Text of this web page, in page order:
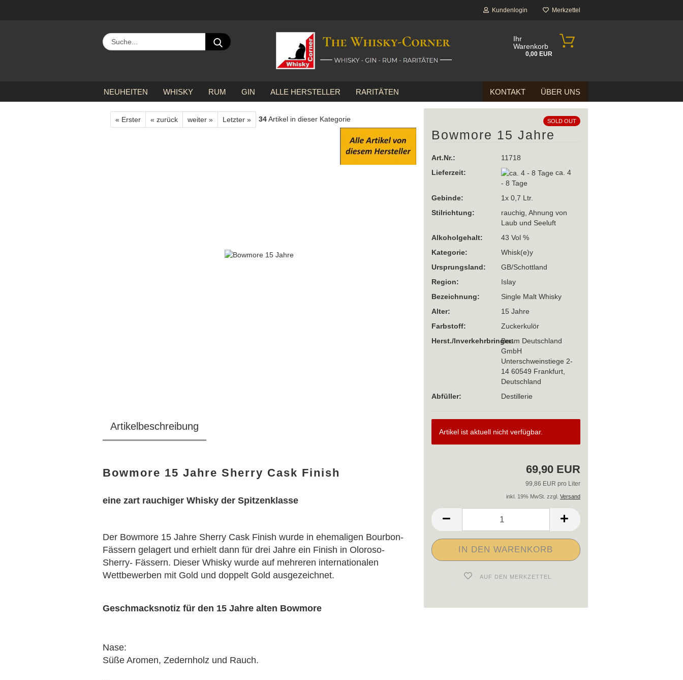
Kundenlogin
Passwort
Konto erstellen
Passwort vergessen?
Merkzettel
Suche...
Ihr
Warenkorb
0,00 EUR
NEUHEITEN WHISKY RUM GIN ALLE HERSTELLER RARITÄTEN KONTAKT ÜBER UNS
« Erster « zurück weiter » Letzter » 34Artikel in dieser Kategorie SOLD OUT
Bowmore 15 Jahre
Art.Nr.:
11718
Lieferzeit:
ca. 4
- 8 Tage
Gebinde:
1x 0,7 Ltr.
Stilrichtung:
rauchig, Ahnung von
Laub und Seeluft
Alkoholgehalt:
43 Vol %
Kategorie:
Whisk(e)y
Ursprungsland:
GB/Schottland
Region:
Islay
Bezeichnung:
Single Malt Whisky
Alter:
15 Jahre
Farbstoff:
Zuckerkulör
Herst./Inverkehrbringer:Beam Deutschland
GmbH
Unterschweinstiege 2-
14 60549 Frankfurt,
Deutschland
Abfüller:
Destillerie
Artikel ist aktuell nicht verfügbar.
69,90 EUR
99,86 EUR pro Liter
inkl. 19% MwSt. zzgl. Versand
AUF DEN MERKZETTEL
Artikelbeschreibung
Bowmore 15 Jahre Sherry Cask Finish
eine zart rauchiger Whisky der Spitzenklasse
Der Bowmore 15 Jahre Sherry Cask Finish wurde in ehemaligen Bourbon-
Fässern gelagert und erhielt dann für drei Jahre ein Finish in Oloroso-
Sherry- Fässern. Dieser Whisky wurde auf mehreren internationalen
Wettbewerben mit Gold und doppelt Gold ausgezeichnet.
Geschmacksnotiz für den 15 Jahre alten Bowmore
Nase:
Süße Aromen, Zedernholz und Rauch.